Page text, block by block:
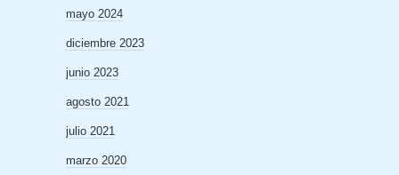
mayo 2024
diciembre 2023
junio 2023
agosto 2021
julio 2021
marzo 2020